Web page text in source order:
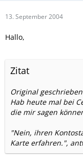
13. September 2004
Hallo,
Zitat
Original
Hab heute mal bei
die mir sagen
"Nein, ihren
Karte erfahren.",